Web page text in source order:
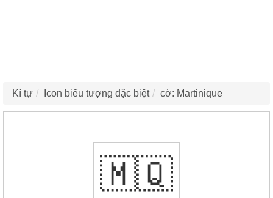
Kí tự Icon biểu tượng đặc biệt cờ: Martinique
🇲🇶